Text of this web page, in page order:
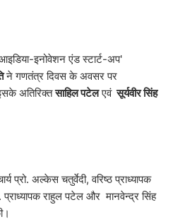
इनोवेशन एंड स्टार्ट-अप'
ने गणतंत्र दिवस के अवसर पर
अतिरिक्तसाहिल पटेलएवं सूर्यवीर सिंह
प्रो. अल्केस चतुर्वेदी, वरिष्ठ प्राध्यापक
प्राध्यापक राहुल पटेल और मानवेन्द्र सिंह